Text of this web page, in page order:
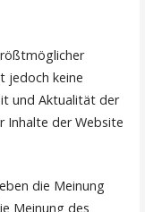
jedoch keine
und Aktualität der
Inhalte der Website
die Meinung
Meinung des